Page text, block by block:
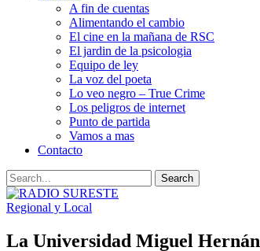
A fin de cuentas
Alimentando el cambio
El cine en la mañana de RSC
El jardin de la psicologia
Equipo de ley
La voz del poeta
Lo veo negro – True Crime
Los peligros de internet
Punto de partida
Vamos a mas
Contacto
Regional y Local
La Universidad Miguel